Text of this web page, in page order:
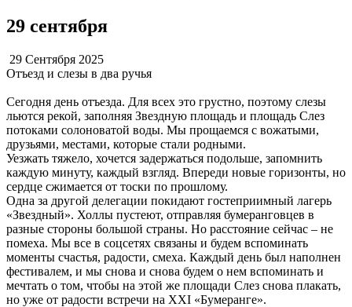
29 сентября
29 Сентября 2025
Отъезд и слезы в два ручья
Сегодня день отъезда. Для всех это грустно, поэтому слезы
льются рекой, заполняя Звездную площадь и площадь Слез
потоками солоноватой воды. Мы прощаемся с вожатыми,
друзьями, местами, которые стали родными.
Уезжать тяжело, хочется задержаться подольше, запомнить
каждую минуту, каждый взгляд. Впереди новые горизонты, но
сердце сжимается от тоски по прошлому.
Одна за другой делегации покидают гостеприимный лагерь
«Звездный». Холлы пустеют, отправляя бумеранговцев в
разные стороны большой страны. Но расстояние сейчас – не
помеха. Мы все в соцсетях связаны и будем вспоминать
моменты счастья, радости, смеха. Каждый день был наполнен
фестивалем, и мы снова и снова будем о нем вспоминать и
мечтать о том, чтобы на этой же площади Слез снова плакать,
но уже от радости встречи на XXI «Бумеранге».